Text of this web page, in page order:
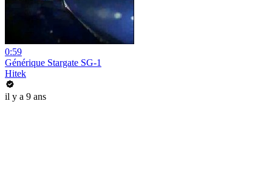
0:59
Générique Stargate SG-1
Hitek
il y a 9 ans